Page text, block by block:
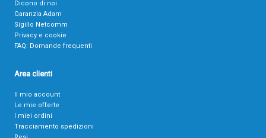
Dicono di noi
Garanzia Adam
Sigillo Netcomm
Privacy e cookie
FAQ: Domande frequenti
Area clienti
Il mio account
Le mie offerte
I miei ordini
Tracciamento spedizioni